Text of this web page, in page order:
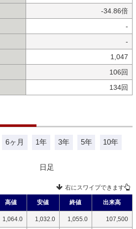
-34.86倍
-
-
1,047
106回
134回
6ヶ月 1年 3年 5年 10年
日足
右にスワイプできます
高値 安値 終値 出来高
1,064.0 1,032.0 1,055.0 107,500